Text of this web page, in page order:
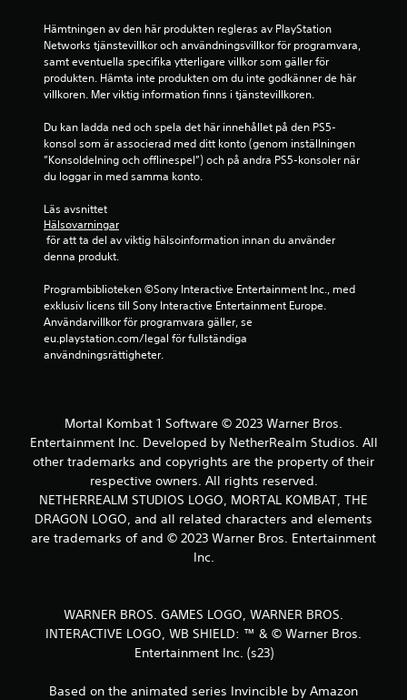
e
r
t
p
5
y
g
Hämtningen av den här produkten regleras av PlayStation
Networks tjänstevillkor och användningsvillkor för programvara,
samt eventuella specifika ytterligare villkor som gäller för
produkten. Hämta inte produkten om du inte godkänner de här
villkoren. Mer viktig information finns i tjänstevillkoren.
Du kan ladda ned och spela det här innehållet på den PS5-
konsol som är associerad med ditt konto (genom inställningen
”Konsoldelning och offlinespel”) och på andra PS5-konsoler när
du loggar in med samma konto.
Läs avsnittet
Hälsovarningar
denna produkt.
Programbiblioteken ©Sony Interactive Entertainment Inc., med
exklusiv licens till Sony Interactive Entertainment Europe.
Användarvillkor för programvara gäller, se
eu.playstation.com/legal för fullständiga
användningsrättigheter.
Mortal Kombat 1 Software © 2023 Warner Bros.
Entertainment Inc. Developed by NetherRealm Studios. All
other trademarks and copyrights are the property of their
respective owners. All rights reserved.
NETHERREALM STUDIOS LOGO, MORTAL KOMBAT, THE
DRAGON LOGO, and all related characters and elements
are trademarks of and © 2023 Warner Bros. Entertainment
Inc.
WARNER BROS. GAMES LOGO, WARNER BROS.
INTERACTIVE LOGO, WB SHIELD: ™ & © Warner Bros.
Entertainment Inc. (s23)
Based on the animated series Invincible by Amazon